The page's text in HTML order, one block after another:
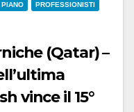
PIANO PROFESSIONISTI
(Qatar) –
vince il 15°